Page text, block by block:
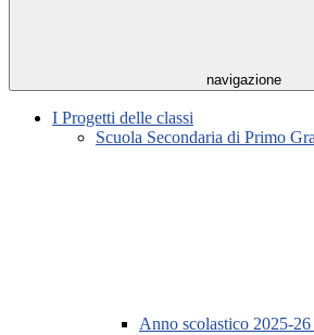
navigazione
I Progetti delle classi
Scuola Secondaria di Primo
Anno scolastico 2025-26